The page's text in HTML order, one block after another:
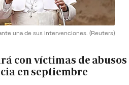
una de sus intervenciones. (Reuters)
con víctimas de abusos
en septiembre